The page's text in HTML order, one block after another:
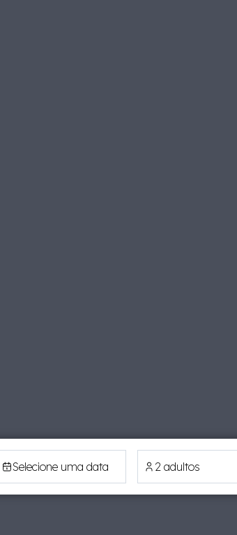
Selecione uma data 2 adultos